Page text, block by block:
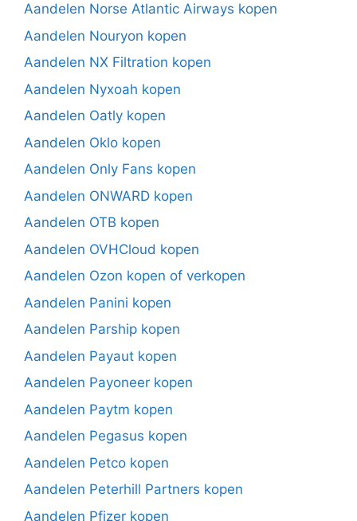
Aandelen Norse Atlantic Airways kopen
Aandelen Nouryon kopen
Aandelen NX Filtration kopen
Aandelen Nyxoah kopen
Aandelen Oatly kopen
Aandelen Oklo kopen
Aandelen Only Fans kopen
Aandelen ONWARD kopen
Aandelen OTB kopen
Aandelen OVHCloud kopen
Aandelen Ozon kopen of verkopen
Aandelen Panini kopen
Aandelen Parship kopen
Aandelen Payaut kopen
Aandelen Payoneer kopen
Aandelen Paytm kopen
Aandelen Pegasus kopen
Aandelen Petco kopen
Aandelen Peterhill Partners kopen
Aandelen Pfizer kopen